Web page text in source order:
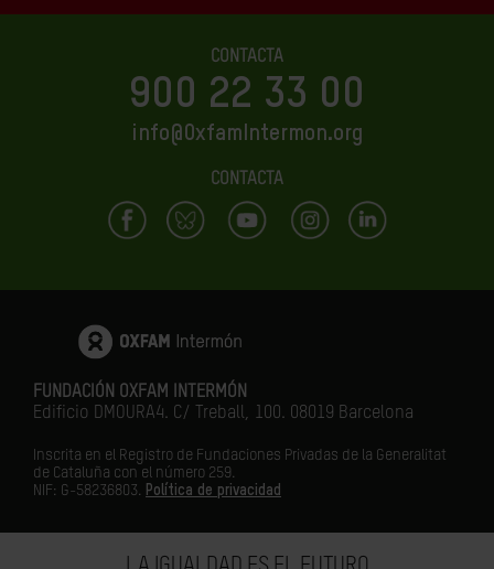
CONTACTA
900 22 33 00
info@OxfamIntermon.org
CONTACTA
FUNDACIÓN OXFAM INTERMÓN
Edificio DMOURA4. C/ Treball, 100. 08019 Barcelona
Inscrita en el Registro de Fundaciones Privadas de la Generalitat
de Cataluña con el número 259.
NIF: G-58236803. Política de privacidad